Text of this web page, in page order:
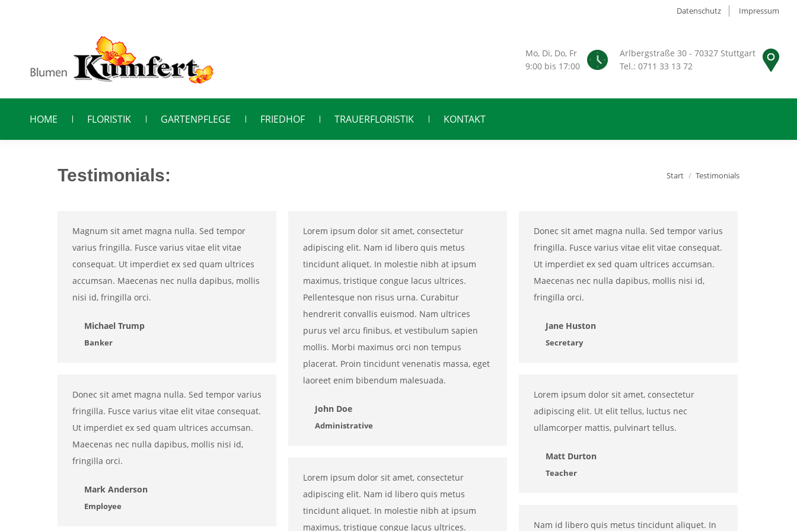
Datenschutz Impressum
Mo, Di, Do, Fr
9:00 bis 17:00
Arlbergstraße 30 - 70327 Stuttgart
Tel.: 0711 33 13 72
HOME FLORISTIK GARTENPFLEGE FRIEDHOF TRAUERFLORISTIK KONTAKT
Testimonials: Sie befinden sich hier:
Start Testimonials
Magnum sit amet magna nulla. Sed tempor
varius fringilla. Fusce varius vitae elit vitae
consequat. Ut imperdiet ex sed quam ultrices
accumsan. Maecenas nec nulla dapibus, mollis
nisi id, fringilla orci.
Michael Trump
Banker
Lorem ipsum dolor sit amet, consectetur
adipiscing elit. Nam id libero quis metus
tincidunt aliquet. In molestie nibh at ipsum
maximus, tristique congue lacus ultrices.
Pellentesque non risus urna. Curabitur
hendrerit convallis euismod. Nam ultrices
purus vel arcu finibus, et vestibulum sapien
mollis. Morbi maximus orci non tempus
placerat. Proin tincidunt venenatis massa, eget
laoreet enim bibendum malesuada.
John Doe
Administrative
Donec sit amet magna nulla. Sed tempor varius
fringilla. Fusce varius vitae elit vitae consequat.
Ut imperdiet ex sed quam ultrices accumsan.
Maecenas nec nulla dapibus, mollis nisi id,
fringilla orci.
Jane Huston
Secretary
Donec sit amet magna nulla. Sed tempor varius
fringilla. Fusce varius vitae elit vitae consequat.
Ut imperdiet ex sed quam ultrices accumsan.
Maecenas nec nulla dapibus, mollis nisi id,
fringilla orci.
Mark Anderson
Employee
Lorem ipsum dolor sit amet, consectetur
adipiscing elit. Ut elit tellus, luctus nec
ullamcorper mattis, pulvinart tellus.
Matt Durton
Teacher
Lorem ipsum dolor sit amet, consectetur
adipiscing elit. Nam id libero quis metus
tincidunt aliquet. In molestie nibh at ipsum
maximus, tristique congue lacus ultrices.
Nam id libero quis metus tincidunt aliquet. In